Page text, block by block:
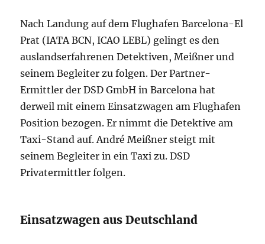
Nach Landung auf dem Flughafen Barcelona-El
Prat (IATA BCN, ICAO LEBL) gelingt es den
auslandserfahrenen Detektiven, Meißner und
seinem Begleiter zu folgen. Der Partner-
Ermittler der DSD GmbH in Barcelona hat
derweil mit einem Einsatzwagen am Flughafen
Position bezogen. Er nimmt die Detektive am
Taxi-Stand auf. André Meißner steigt mit
seinem Begleiter in ein Taxi zu. DSD
Privatermittler folgen.
Einsatzwagen aus Deutschland